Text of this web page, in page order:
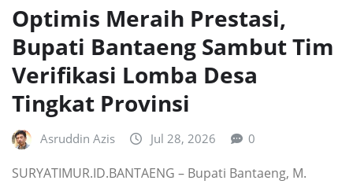
Optimis Meraih Prestasi,
Bupati Bantaeng Sambut Tim
Verifikasi Lomba Desa
Tingkat Provinsi
Asruddin Azis Jul 28, 2026 0
SURYATIMUR.ID.BANTAENG – Bupati Bantaeng, M.